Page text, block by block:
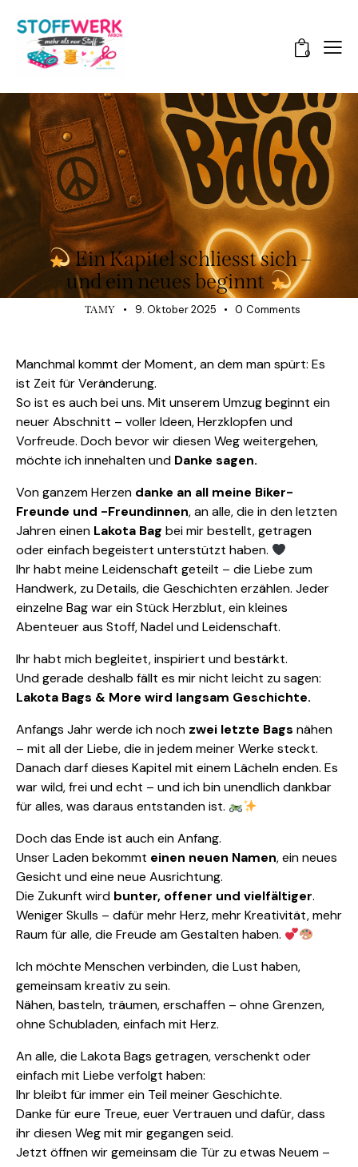
0
HINTER DEN KULISSEN
Ein Kapitel schliesst sich –
und ein neues beginnt
TAMY 9. Oktober 2025 0 Comments
Manchmal kommt der Moment, an dem man spürt: Es
ist Zeit für Veränderung.
So ist es auch bei uns. Mit unserem Umzug beginnt ein
neuer Abschnitt – voller Ideen, Herzklopfen und
Vorfreude. Doch bevor wir diesen Weg weitergehen,
möchte ich innehalten und Danke sagen.
Von ganzem Herzen danke an all meine Biker-
Freunde und -Freundinnen, an alle, die in den letzten
Jahren einen Lakota Bag bei mir bestellt, getragen
oder einfach begeistert unterstützt haben.
Ihr habt meine Leidenschaft geteilt – die Liebe zum
Handwerk, zu Details, die Geschichten erzählen. Jeder
einzelne Bag war ein Stück Herzblut, ein kleines
Abenteuer aus Stoff, Nadel und Leidenschaft.
Ihr habt mich begleitet, inspiriert und bestärkt.
Und gerade deshalb fällt es mir nicht leicht zu sagen:
Lakota Bags & More wird langsam Geschichte.
Anfangs Jahr werde ich noch zwei letzte Bags nähen
– mit all der Liebe, die in jedem meiner Werke steckt.
Danach darf dieses Kapitel mit einem Lächeln enden. Es
war wild, frei und echt – und ich bin unendlich dankbar
für alles, was daraus entstanden ist.
Doch das Ende ist auch ein Anfang.
Unser Laden bekommt einen neuen Namen, ein neues
Gesicht und eine neue Ausrichtung.
Die Zukunft wird bunter, offener und vielfältiger.
Weniger Skulls – dafür mehr Herz, mehr Kreativität, mehr
Raum für alle, die Freude am Gestalten haben.
Ich möchte Menschen verbinden, die Lust haben,
gemeinsam kreativ zu sein.
Nähen, basteln, träumen, erschaffen – ohne Grenzen,
ohne Schubladen, einfach mit Herz.
An alle, die Lakota Bags getragen, verschenkt oder
einfach mit Liebe verfolgt haben:
Ihr bleibt für immer ein Teil meiner Geschichte.
Danke für eure Treue, euer Vertrauen und dafür, dass
ihr diesen Weg mit mir gegangen seid.
Jetzt öffnen wir gemeinsam die Tür zu etwas Neuem –